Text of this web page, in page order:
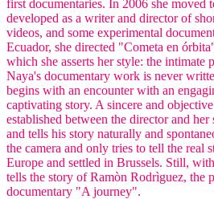
first documentaries. In 2006 she moved
developed as a writer and director of
videos, and some experimental
Ecuador, she directed "Cometa en
which she asserts her style: the intimate
Naya's documentary work is never
begins with an encounter with an
captivating story. A sincere and
established between the director and
and tells his story naturally and
the camera and only tries to tell the real
Europe and settled in Brussels. Still,
tells the story of Ramòn Rodrìguez, the
documentary "A journey".